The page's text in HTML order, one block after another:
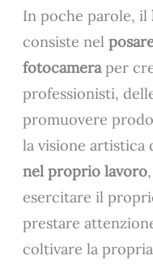
In poche parole, il
consiste nel
fotocameraper
professionisti,
promuovere
la visione
nel proprio lavoro
esercitare il
prestare
coltivare la